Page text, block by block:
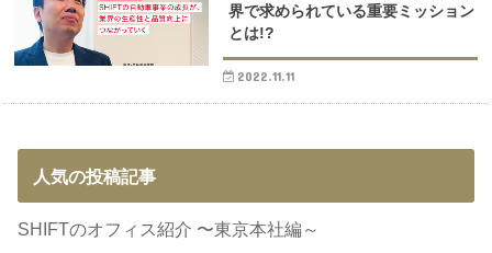
界で求められている重要ミッション
とは!?
2022.11.11
人気の投稿記事
SHIFTのオフィス紹介 〜東京本社編～